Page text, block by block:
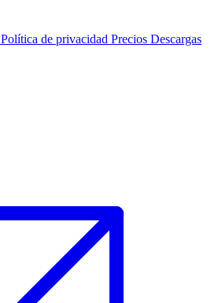
Política de privacidad Precios Descargas